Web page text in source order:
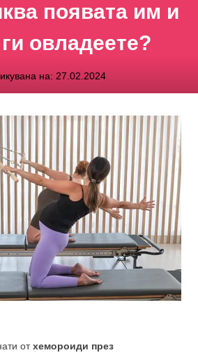
появата им и
овладеете?
на: 27.02.2024
отхемороиди през